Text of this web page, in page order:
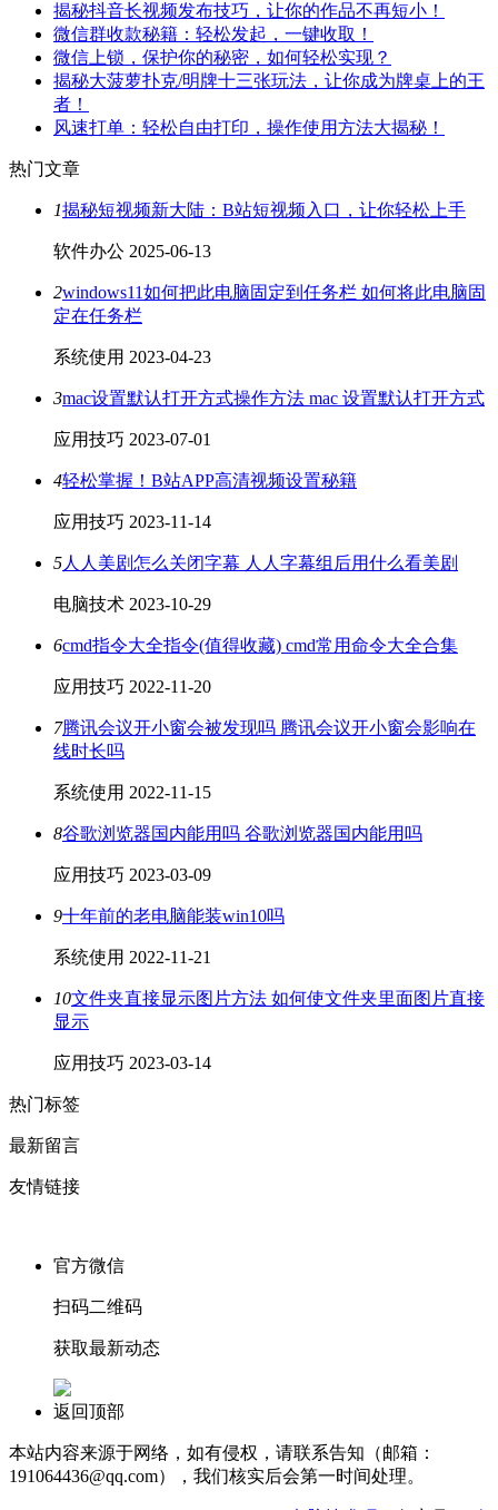
揭秘抖音长视频发布技巧，让你的作品不再短小！
微信群收款秘籍：轻松发起，一键收取！
微信上锁，保护你的秘密，如何轻松实现？
揭秘大菠萝扑克/明牌十三张玩法，让你成为牌桌上的王
者！
风速打单：轻松自由打印，操作使用方法大揭秘！
热门文章
1揭秘短视频新大陆：B站短视频入口，让你轻松上手
软件办公 2025-06-13
2windows11如何把此电脑固定到任务栏 如何将此电脑固
定在任务栏
系统使用 2023-04-23
3mac设置默认打开方式操作方法 mac 设置默认打开方式
应用技巧 2023-07-01
4轻松掌握！B站APP高清视频设置秘籍
应用技巧 2023-11-14
5人人美剧怎么关闭字幕 人人字幕组后用什么看美剧
电脑技术 2023-10-29
6cmd指令大全指令(值得收藏) cmd常用命令大全合集
应用技巧 2022-11-20
7腾讯会议开小窗会被发现吗 腾讯会议开小窗会影响在
线时长吗
系统使用 2022-11-15
8谷歌浏览器国内能用吗 谷歌浏览器国内能用吗
应用技巧 2023-03-09
9十年前的老电脑能装win10吗
系统使用 2022-11-21
10文件夹直接显示图片方法 如何使文件夹里面图片直接
显示
应用技巧 2023-03-14
热门标签
最新留言
友情链接
官方微信
扫码二维码
获取最新动态
返回顶部
本站内容来源于网络，如有侵权，请联系告知（邮箱：
191064436@qq.com），我们核实后会第一时间处理。